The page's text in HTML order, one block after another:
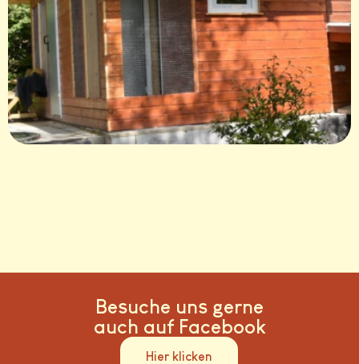
Besuche uns gerne
auch auf Facebook
Hier klicken